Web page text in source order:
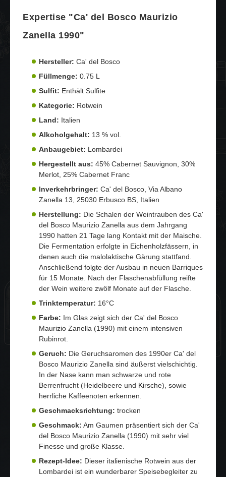
Expertise "Ca' del Bosco Maurizio
Zanella 1990"
Hersteller: Ca' del Bosco
Füllmenge: 0.75 L
Sulfit: Enthält Sulfite
Kategorie: Rotwein
Land: Italien
Alkoholgehalt: 13 % vol.
Anbaugebiet: Lombardei
Hergestellt aus: 45% Cabernet Sauvignon, 30%
Merlot, 25% Cabernet Franc
Inverkehrbringer: Ca' del Bosco, Via Albano
Zanella 13, 25030 Erbusco BS, Italien
Herstellung: Die Schalen der Weintrauben des Ca'
del Bosco Maurizio Zanella aus dem Jahrgang
1990 hatten 21 Tage lang Kontakt mit der Maische.
Die Fermentation erfolgte in Eichenholzfässern, in
denen auch die malolaktische Gärung stattfand.
Anschließend folgte der Ausbau in neuen Barriques
für 15 Monate. Nach der Flaschenabfüllung reifte
der Wein weitere zwölf Monate auf der Flasche.
Trinktemperatur: 16°C
Farbe: Im Glas zeigt sich der Ca' del Bosco
Maurizio Zanella (1990) mit einem intensiven
Rubinrot.
Geruch: Die Geruchsaromen des 1990er Ca' del
Bosco Maurizio Zanella sind äußerst vielschichtig.
In der Nase kann man schwarze und rote
Berrenfrucht (Heidelbeere und Kirsche), sowie
herrliche Kaffeenoten erkennen.
Geschmacksrichtung: trocken
Geschmack: Am Gaumen präsentiert sich der Ca'
del Bosco Maurizio Zanella (1990) mit sehr viel
Finesse und große Klasse.
Rezept-Idee: Dieser italienische Rotwein aus der
Lombardei ist ein wunderbarer Speisebegleiter zu